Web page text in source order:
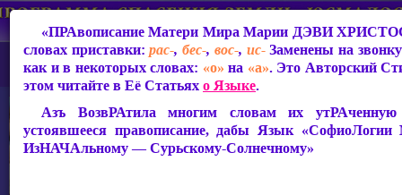
«ПРАвописание Матери МираМарии ДЭВИ
словах приставки:рас-,бес-, вос-, ис-Заменены на
как и в некоторых словах: «о» на «а». Это Авторский
этом читайте в Её Статьяхо Языке.
Азъ ВозвРАтила многим словам их утРАченную
устоявшееся правописание, дабы Язык
ИзНАЧАльному — Сурьскому-Солнечному»